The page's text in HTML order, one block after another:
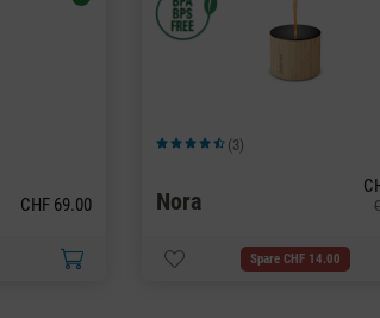
5 von 5 Sternen
CHF 69.00
Durchschnittliche Bewertung von 4.33
(3)
Nora
Spare CHF 14.00